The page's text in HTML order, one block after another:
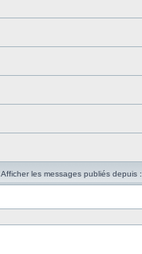
Afficher les messages publiés depuis :